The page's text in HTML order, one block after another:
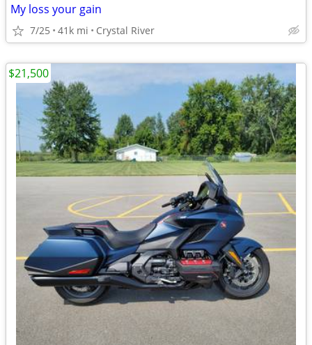
My loss your gain
7/25 41k mi Crystal River
$21,500